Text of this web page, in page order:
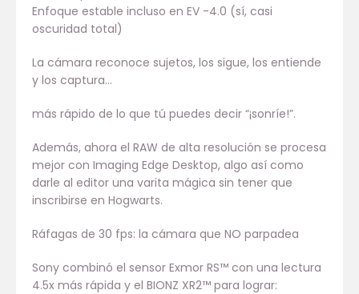
Enfoque estable incluso en EV -4.0 (sí, casi
oscuridad total)
La cámara reconoce sujetos, los sigue, los entiende
y los captura…
más rápido de lo que tú puedes decir “¡sonríe!”.
Además, ahora el RAW de alta resolución se procesa
mejor con Imaging Edge Desktop, algo así como
darle al editor una varita mágica sin tener que
inscribirse en Hogwarts.
Ráfagas de 30 fps: la cámara que NO parpadea
Sony combinó el sensor Exmor RS™ con una lectura
4.5x más rápida y el BIONZ XR2™ para lograr: